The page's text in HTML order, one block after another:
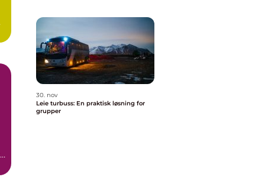
30. nov
Leie turbuss: En praktisk løsning for
grupper